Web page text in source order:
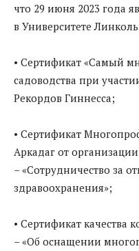
что 29 июня 2023 года
в Университете
• Сертификат «Самый
садоводства при
Рекордов Гиннесса;
• Сертификат
Аркадаг от
– «Сотрудничество за
здравоохранения»;
• Сертификат
– «Об оснащении